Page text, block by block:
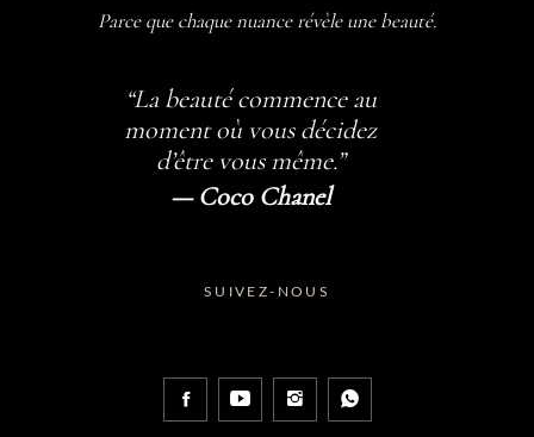
Parce que chaque nuance révèle une beauté.
“La beauté commence au
moment où vous décidez
d’être vous même.”
— Coco Chanel
SUIVEZ-NOUS